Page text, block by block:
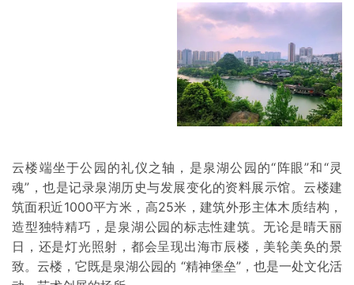
云楼端坐于公园的礼仪之轴，是泉湖公园的“阵眼”和“灵
魂”，也是记录泉湖历史与发展变化的资料展示馆。云楼建
筑面积近1000平方米，高25米，建筑外形主体木质结构，
造型独特精巧，是泉湖公园的标志性建筑。无论是晴天丽
日，还是灯光照射，都会呈现出海市辰楼，美轮美奂的景
致。云楼，它既是泉湖公园的 “精神堡垒”，也是一处文化活